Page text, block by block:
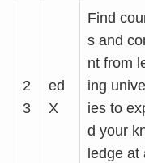
2
3
ed
X
Find
s and
nt from
ing
ies to
d your
ledge at